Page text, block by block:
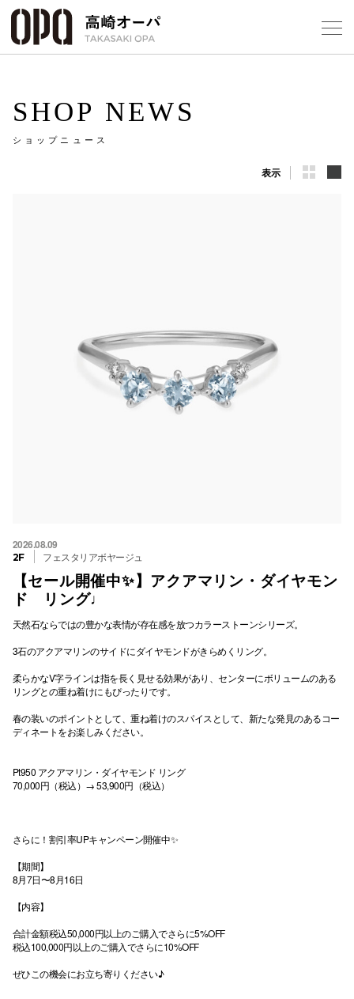
SHOP NEWS
ショップニュース
表示
2026.08.09
2F フェスタリアボヤージュ
【セール開催中✨】アクアマリン・ダイヤモン
ド リング♩
天然石ならではの豊かな表情が存在感を放つカラーストーンシリーズ。
3石のアクアマリンのサイドにダイヤモンドがきらめくリング。
柔らかなV字ラインは指を長く見せる効果があり、センターにボリュームのある
リングとの重ね着けにもぴったりです。
春の装いのポイントとして、重ね着けのスパイスとして、新たな発見のあるコー
ディネートをお楽しみください。
Pt950 アクアマリン・ダイヤモンド リング
70,000円（税込）→ 53,900円（税込）
さらに！割引率UPキャンペーン開催中✨
【期間】
8月7日〜8月16日
【内容】
合計金額税込50,000円以上のご購入でさらに5%OFF
税込100,000円以上のご購入でさらに10%OFF
ぜひこの機会にお立ち寄りください♪
利用規約